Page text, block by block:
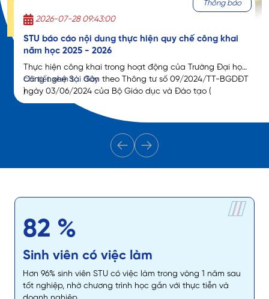
Thông báo
2026-07-15 16:38:00
Mời tham gia khảo sát và lập dự toán
Thông báo số 244/TB-DSG-QLTSBTCSVC về việc mời
tham gia khảo sát và lập dự toán chào giá thi công sửa
chữa một số hạng mục - Trường Đại học Công nghệ Sài
Gòn.
96 %
Sinh viên có việc làm
Hơn 96% sinh viên STU có việc làm trong vòng 1 năm sau
tốt nghiệp, nhờ chương trình học gắn với thực tiễn và